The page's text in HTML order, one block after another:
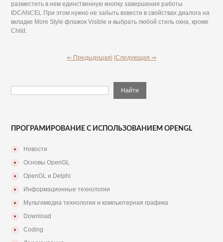
разместить в нем единственную кнопку завершения работы
IDCANCEL При этом нужно не забыть взвести в свойствах диалога на
вкладке More Style флажок Visible и выбрать любой стиль окна, кроме
Child.
⇐ Предыдущая| |Следующая ⇒
ПРОГРАМИРОВАНИЕ С ИСПОЛЬЗОВАНИЕМ OPENGL
Новости
Основы OpenGL
OpenGL и Delphi
Информационные технологии
Мультимедиа технологии и компьютерная графика
Download
Coding